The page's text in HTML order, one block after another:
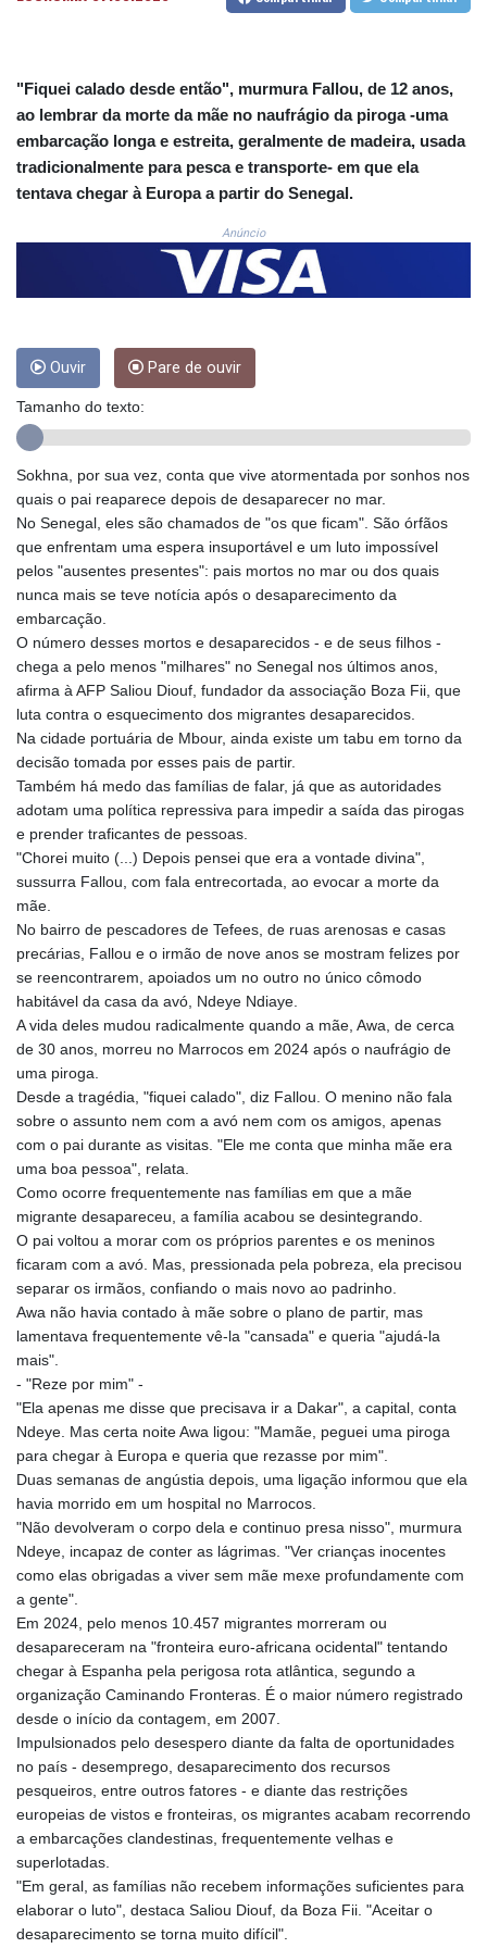
COP
CUC 1.152209
CUP 30.533527
CVE 110.287357
CZK 24.243908
ERN 17.283128
GGP 0.856369
GHS 13.568751
GIP 0.856369
GMD 85.263702
GNF
10137.703095
GTQ 8.808015
HKD 9.039024
HNL 30.940078
HRK 7.533599
HTG 150.927975
HUF 365.333043
20624.533343
ILS 3.472762
INR 109.715086
IQD
IRR
1584113.947438
ISK 142.468329
JMD 182.981857
JOD 0.816908
KES 149.049537
KGS 100.760472
KHR
KMF 491.993323
KRW
1637.219545
KWD 0.356067
KYD 0.96202
KZT 540.94374
LAK
103373.346556
LKR 387.758699
LRD 208.366759
LSL 18.828807
LVL 0.696959
LYD 7.358683
MAD 10.770417
MGA
4963.135313
MKD 61.539077
MMK
MNT
4143.388184
MOP 9.327593
MRU 46.278586
MUR 54.234774
MWK
2001.657877
"Fiquei calado desde então", murmura Fallou, de 12 anos,
ao lembrar da morte da mãe no naufrágio da piroga -uma
embarcação longa e estreita, geralmente de madeira, usada
tradicionalmente para pesca e transporte- em que ela
tentava chegar à Europa a partir do Senegal.
Anúncio
Ouvir Pare de ouvir
Tamanho do texto:
Sokhna, por sua vez, conta que vive atormentada por sonhos nos
quais o pai reaparece depois de desaparecer no mar.
No Senegal, eles são chamados de "os que ficam". São órfãos
que enfrentam uma espera insuportável e um luto impossível
pelos "ausentes presentes": pais mortos no mar ou dos quais
nunca mais se teve notícia após o desaparecimento da
embarcação.
O número desses mortos e desaparecidos - e de seus filhos -
chega a pelo menos "milhares" no Senegal nos últimos anos,
afirma à AFP Saliou Diouf, fundador da associação Boza Fii, que
luta contra o esquecimento dos migrantes desaparecidos.
Na cidade portuária de Mbour, ainda existe um tabu em torno da
decisão tomada por esses pais de partir.
Também há medo das famílias de falar, já que as autoridades
adotam uma política repressiva para impedir a saída das pirogas
e prender traficantes de pessoas.
"Chorei muito (...) Depois pensei que era a vontade divina",
sussurra Fallou, com fala entrecortada, ao evocar a morte da
mãe.
No bairro de pescadores de Tefees, de ruas arenosas e casas
precárias, Fallou e o irmão de nove anos se mostram felizes por
se reencontrarem, apoiados um no outro no único cômodo
habitável da casa da avó, Ndeye Ndiaye.
A vida deles mudou radicalmente quando a mãe, Awa, de cerca
de 30 anos, morreu no Marrocos em 2024 após o naufrágio de
uma piroga.
Desde a tragédia, "fiquei calado", diz Fallou. O menino não fala
sobre o assunto nem com a avó nem com os amigos, apenas
com o pai durante as visitas. "Ele me conta que minha mãe era
uma boa pessoa", relata.
Como ocorre frequentemente nas famílias em que a mãe
migrante desapareceu, a família acabou se desintegrando.
O pai voltou a morar com os próprios parentes e os meninos
ficaram com a avó. Mas, pressionada pela pobreza, ela precisou
separar os irmãos, confiando o mais novo ao padrinho.
Awa não havia contado à mãe sobre o plano de partir, mas
lamentava frequentemente vê-la "cansada" e queria "ajudá-la
mais".
- "Reze por mim" -
"Ela apenas me disse que precisava ir a Dakar", a capital, conta
Ndeye. Mas certa noite Awa ligou: "Mamãe, peguei uma piroga
para chegar à Europa e queria que rezasse por mim".
Duas semanas de angústia depois, uma ligação informou que ela
havia morrido em um hospital no Marrocos.
"Não devolveram o corpo dela e continuo presa nisso", murmura
Ndeye, incapaz de conter as lágrimas. "Ver crianças inocentes
como elas obrigadas a viver sem mãe mexe profundamente com
a gente".
Em 2024, pelo menos 10.457 migrantes morreram ou
desapareceram na "fronteira euro-africana ocidental" tentando
chegar à Espanha pela perigosa rota atlântica, segundo a
organização Caminando Fronteras. É o maior número registrado
desde o início da contagem, em 2007.
Impulsionados pelo desespero diante da falta de oportunidades
no país - desemprego, desaparecimento dos recursos
pesqueiros, entre outros fatores - e diante das restrições
europeias de vistos e fronteiras, os migrantes acabam recorrendo
a embarcações clandestinas, frequentemente velhas e
superlotadas.
"Em geral, as famílias não recebem informações suficientes para
elaborar o luto", destaca Saliou Diouf, da Boza Fii. "Aceitar o
desaparecimento se torna muito difícil".